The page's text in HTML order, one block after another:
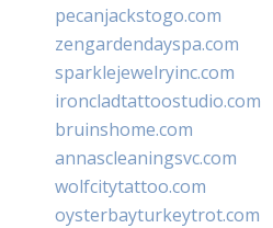
pecanjackstogo.com
zengardendayspa.com
sparklejewelryinc.com
ironcladtattoostudio.com
bruinshome.com
annascleaningsvc.com
wolfcitytattoo.com
oysterbayturkeytrot.com